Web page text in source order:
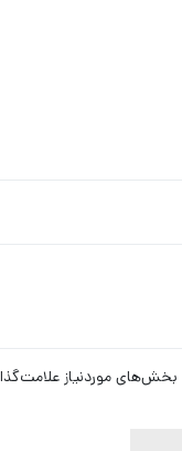
بخش‌های موردنیاز